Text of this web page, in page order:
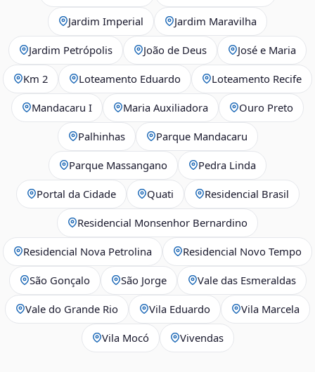
Jardim Imperial Jardim Maravilha
Jardim Petrópolis João de Deus José e Maria
Km 2 Loteamento Eduardo Loteamento Recife
Mandacaru I Maria Auxiliadora Ouro Preto
Palhinhas Parque Mandacaru
Parque Massangano Pedra Linda
Portal da Cidade Quati Residencial Brasil
Residencial Monsenhor Bernardino
Residencial Nova Petrolina Residencial Novo Tempo
São Gonçalo São Jorge Vale das Esmeraldas
Vale do Grande Rio Vila Eduardo Vila Marcela
Vila Mocó Vivendas